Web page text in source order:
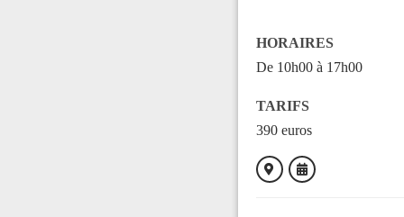
HORAIRES
De 10h00 à 17h00
TARIFS
390 euros